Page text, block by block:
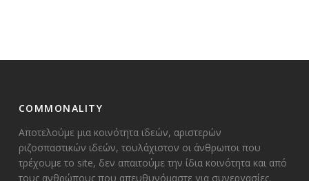
COMMONALITY
Αποτελούμε μια κοινότητα ιδεών, αριστερών
ριζοσπαστικών ιδεών, τουλάχιστον οι άνθρωποι που
τρέχουμε το site, δεν απαιτούμε την ίδια κοινότητα και από
τους ανθρώπους που απευθυνόμαστε για συνεργασίες.